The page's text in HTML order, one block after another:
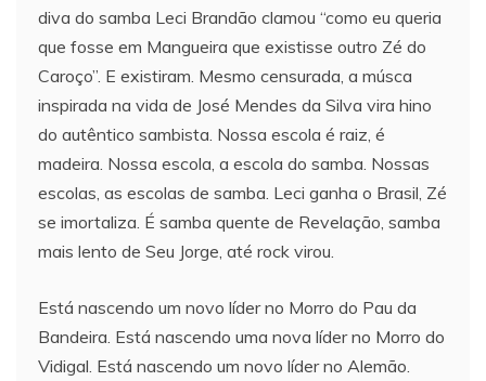
diva do samba Leci Brandão clamou “como eu queria
que fosse em Mangueira que existisse outro Zé do
Caroço”. E existiram. Mesmo censurada, a músca
inspirada na vida de José Mendes da Silva vira hino
do autêntico sambista. Nossa escola é raiz, é
madeira. Nossa escola, a escola do samba. Nossas
escolas, as escolas de samba. Leci ganha o Brasil, Zé
se imortaliza. É samba quente de Revelação, samba
mais lento de Seu Jorge, até rock virou.
Está nascendo um novo líder no Morro do Pau da
Bandeira. Está nascendo uma nova líder no Morro do
Vidigal. Está nascendo um novo líder no Alemão.